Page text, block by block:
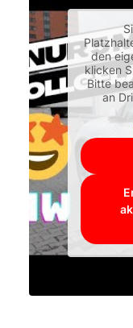
den
klicken
Bitte
an